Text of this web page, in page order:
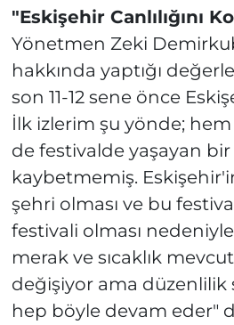
"Eskişehir Canlılığını
Yönetmen Zeki
hakkında yaptığı
son 11-12 sene önce
İlk izlerim şu yönde;
de festivalde yaşayan bir
kaybetmemiş.
şehri olması ve bu
festivali olması
merak ve sıcaklık
değişiyor ama düzenlilik
hep böyle devam eder"